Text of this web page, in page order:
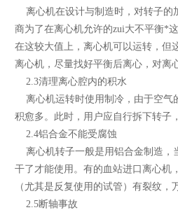
离心机在设计与制造时，对转子的
商为了在离心机允许的zui大不平衡*
在这较大值上，离心机可以运转，但
离心机，尽量找好平衡后离心，对离
2.3清理离心腔内的积水
离心机运转时使用制冷，由于空气
积愈多。此时，用户应自行拆下转子
2.4铝合金不能受腐蚀
离心机转子一般是用铝合金制造，
干了才能使用。有的血站进口离心机
（尤其是反复使用的试管）有裂纹
2.5断轴事故